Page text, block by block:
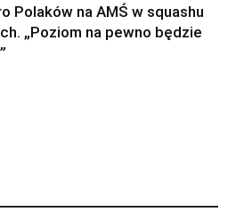
Polaków na AMŚ w squashu
„Poziom na pewno będzie